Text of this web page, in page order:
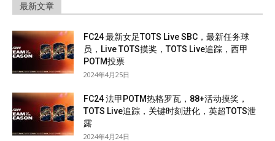
最新文章
FC24 最新女足TOTS Live SBC，最新任务球
员，Live TOTS摸奖，TOTS Live追踪，西甲
POTM投票
2024年4月25日
FC24 法甲POTM热格罗瓦，88+活动摸奖，
TOTS Live追踪，关键时刻进化，英超TOTS泄
露
2024年4月24日